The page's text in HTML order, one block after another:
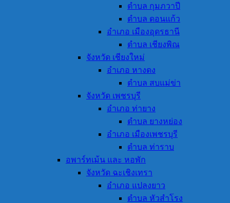
ตำบล กุมภวาปี
ตำบล ดอนแก้ว
อำเภอ เมืองอุดรธานี
ตำบล เชียงพิณ
จังหวัด เชียงใหม่
อำเภอ หางดง
ตำบล สบแม่ข่า
จังหวัด เพชรบุรี
อำเภอ ท่ายาง
ตำบล ยางหย่อง
อำเภอ เมืองเพชรบุรี
ตำบล ท่าราบ
อพาร์ทเม้น และ หอพัก
จังหวัด ฉะเชิงเทรา
อำเภอ แปลงยาว
ตำบล หัวสำโรง